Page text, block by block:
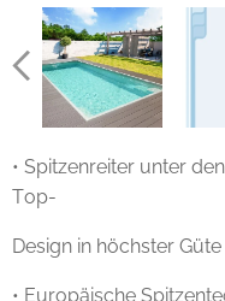
• Spitzenreiter unter
Top-
Design in höchster
• Europäische